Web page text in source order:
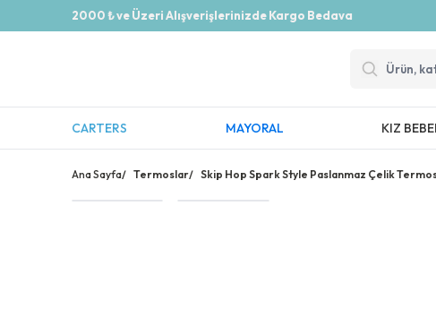
2000 ₺ ve Üzeri Alışverişlerinizde Kargo Bedava
CARTERS MAYORAL KIZ
Ana Sayfa/ Termoslar/ Skip Hop Spark Style Paslanmaz Çelik